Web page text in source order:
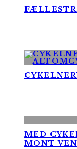
MED
MONT